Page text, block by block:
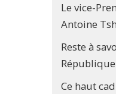
Le vice-
Antoine
Reste à
Ce haut